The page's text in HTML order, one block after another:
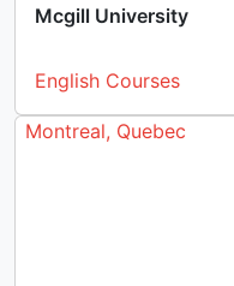
Mcgill University
English Courses
Montreal, Quebec